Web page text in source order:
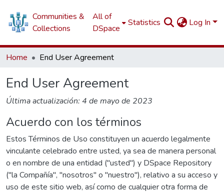
Communities &
Collections
All of
DSpace
Statistics Log In
Home End User Agreement
End User Agreement
Última actualización: 4 de mayo de 2023
Acuerdo con los términos
Estos Términos de Uso constituyen un acuerdo legalmente
vinculante celebrado entre usted, ya sea de manera personal
o en nombre de una entidad ("usted") y DSpace Repository
("la Compañía", "nosotros" o "nuestro"), relativo a su acceso y
uso de este sitio web, así como de cualquier otra forma de